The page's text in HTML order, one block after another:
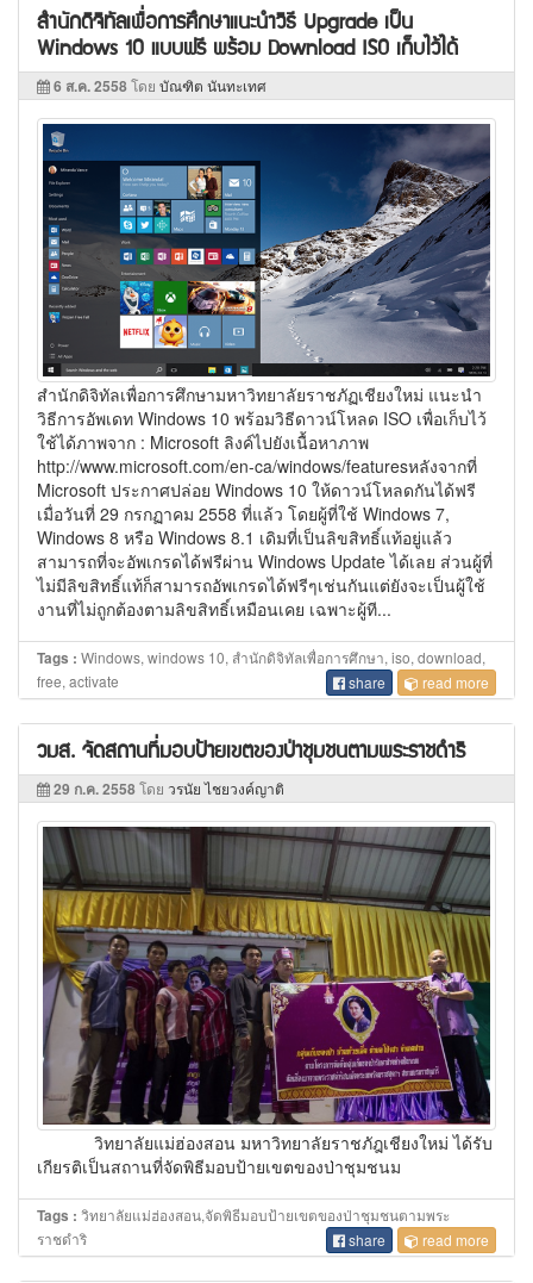
สำนักดิจิทัลเพื่อการศึกษาแนะนำวิธี Upgrade เป็น
Windows 10 แบบฟรี พร้อม Download ISO เก็บไว้ได้
6 ส.ค. 2558โดย บัณฑิต นันทะเทศ
สำนักดิจิทัลเพื่อการศึกษามหาวิทยาลัยราชภัฏเชียงใหม่ แนะนำ
วิธีการอัพเดท Windows 10 พร้อมวิธีดาวน์โหลด ISO เพื่อเก็บไว้
ใช้ได้ภาพจาก : Microsoft ลิงค์ไปยังเนื้อหาภาพ
http://www.microsoft.com/en-ca/windows/featuresหลังจากที่
Microsoft ประกาศปล่อย Windows 10 ให้ดาวน์โหลดกันได้ฟรี
เมื่อวันที่ 29 กรกฏาคม 2558 ที่แล้ว โดยผู้ที่ใช้ Windows 7,
Windows 8 หรือ Windows 8.1 เดิมที่เป็นลิขสิทธิ์แท้อยู่แล้ว
สามารถที่จะอัพเกรดได้ฟรีผ่าน Windows Update ได้เลย ส่วนผู้ที่
ไม่มีลิขสิทธิ์แท้ก็สามารถอัพเกรดได้ฟรีๆเช่นกันแต่ยังจะเป็นผู้ใช้
งานที่ไม่ถูกต้องตามลิขสิทธิ์เหมือนเคย เฉพาะผู้ที...
Tags : Windows, windows 10, สำนักดิจิทัลเพื่อการศึกษา, iso, download,
free, activate
share read more
วมส. จัดสถานที่มอบป้ายเขตของป่าชุมชนตามพระราชดำริ
29 ก.ค. 2558โดย วรนัย ไชยวงค์ญาติ
วิทยาลัยแม่ฮ่องสอน มหาวิทยาลัยราชภัฎเชียงใหม่ ได้รับ
เกียรติเป็นสถานที่จัดพิธีมอบป้ายเขตของป่าชุมชนม
Tags : วิทยาลัยแม่ฮ่องสอน,จัดพิธีมอบป้ายเขตของป่าชุมชนตามพระ
ราชดำริ
share read more